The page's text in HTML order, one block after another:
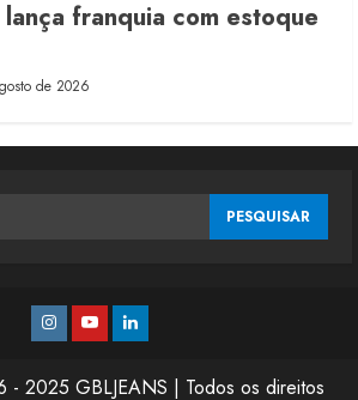
franquia com estoque
de 2026
Instagram
YoutubeLinkedin
2025 GBLJEANS | Todos os direitos